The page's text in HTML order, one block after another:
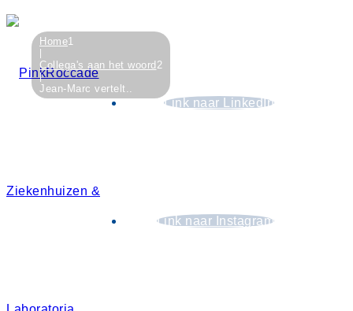
Link naar LinkedIn
Link naar Instagram
Home1
Collega's aan het woord 2
Jean-Marc vertelt..